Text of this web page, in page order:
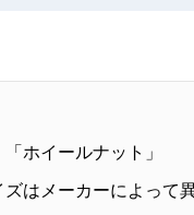
ホイールナット」
はメーカーによって